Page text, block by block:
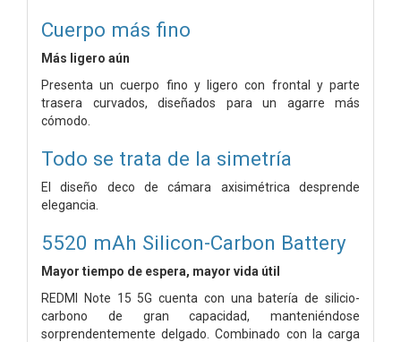
Cuerpo más fino
Más ligero aún
Presenta un cuerpo fino y ligero con frontal y parte
trasera curvados, diseñados para un agarre más
cómodo.
Todo se trata de la simetría
El diseño deco de cámara axisimétrica desprende
elegancia.
5520 mAh Silicon-Carbon Battery
Mayor tiempo de espera, mayor vida útil
REDMI Note 15 5G cuenta con una batería de silicio-
carbono de gran capacidad, manteniéndose
sorprendentemente delgado. Combinado con la carga